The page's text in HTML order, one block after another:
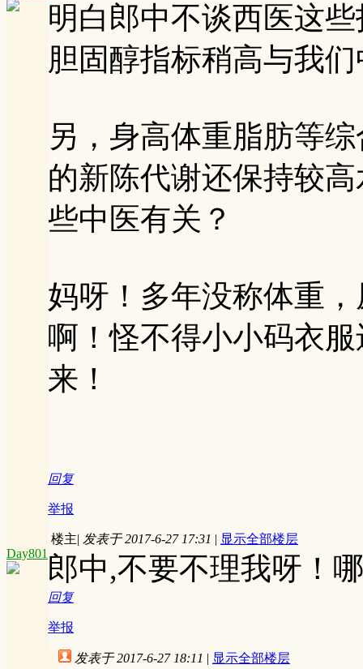
明白郎中不谈西医这
胆固醇指标稍高与我
另，身高体重脂肪等
的新陈代谢还保持较
些中医有关？
妈呀！多年没称体重
啊！怪不得小小码衣
来！
回复
举报
Day801
楼主| 发表于 2017-6-27 17:31 | 显示全部楼层
郎中,不要不理我呀！
回复
举报
发表于 2017-6-27 18:11 | 显示全部楼层